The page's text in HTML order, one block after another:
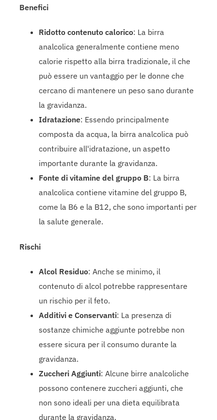
Benefici
Ridotto contenuto calorico: La birra
analcolica generalmente contiene meno
calorie rispetto alla birra tradizionale, il che
può essere un vantaggio per le donne che
cercano di mantenere un peso sano durante
la gravidanza.
Idratazione: Essendo principalmente
composta da acqua, la birra analcolica può
contribuire all'idratazione, un aspetto
importante durante la gravidanza.
Fonte di vitamine del gruppo B: La birra
analcolica contiene vitamine del gruppo B,
come la B6 e la B12, che sono importanti per
la salute generale.
Rischi
Alcol Residuo: Anche se minimo, il
contenuto di alcol potrebbe rappresentare
un rischio per il feto.
Additivi e Conservanti: La presenza di
sostanze chimiche aggiunte potrebbe non
essere sicura per il consumo durante la
gravidanza.
Zuccheri Aggiunti: Alcune birre analcoliche
possono contenere zuccheri aggiunti, che
non sono ideali per una dieta equilibrata
durante la gravidanza.